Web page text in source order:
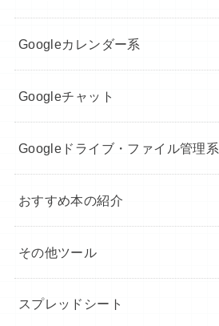
Googleカレンダー系
Googleチャット
Googleドライブ・ファイル管理系
おすすめ本の紹介
その他ツール
スプレッドシート